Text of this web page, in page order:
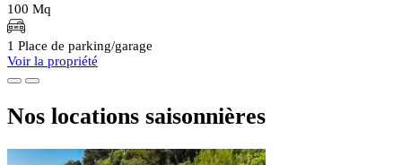
100 Mq
1 Place de parking/garage
Voir la propriété
Nos locations saisonnières